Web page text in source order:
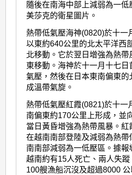
隨後在南海中部上減弱為一低
美莎克的衛星圖片。
熱帶低氣壓海神(0820)於十一
以東約640公里的北太平洋西
北移動。它於翌日增強為熱帶
東移動。海神於十一月十七日
氣壓，然後在日本東南偏東的
成溫帶氣旋。
熱帶低氣壓紅霞(0821)於十一
南偏東約170公里上形成，並
當日黃昏增強為熱帶風暴。紅
在越南南部登陸及減弱為熱帶
南南部減弱為一低壓區。據報
越南約有15人死亡、兩人失
100艘漁船沉沒及超過8000 公